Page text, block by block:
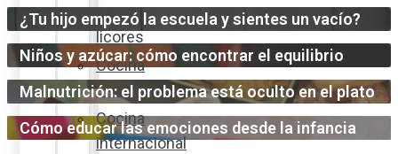
y
licores
Cocina
ecuatoriana
Cocina
internacional
¿Tu hijo empezó la escuela y sientes un vacío?
Niños y azúcar: cómo encontrar el equilibrio
Malnutrición: el problema está oculto en el plato
Cómo educar las emociones desde la infancia